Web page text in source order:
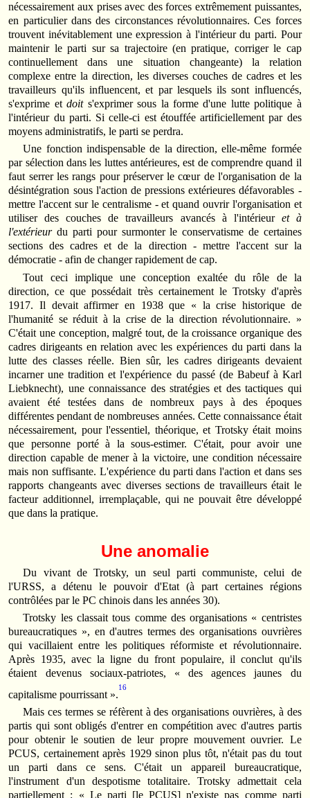
nécessairement aux prises avec des forces extrêmement puissantes,
en particulier dans des circonstances révolutionnaires. Ces forces
trouvent inévitablement une expression à l'intérieur du parti. Pour
maintenir le parti sur sa trajectoire (en pratique, corriger le cap
continuellement dans une situation changeante) la relation
complexe entre la direction, les diverses couches de cadres et les
travailleurs qu'ils influencent, et par lesquels ils sont influencés,
s'exprime etdoits'exprimer sous la forme d'une lutte politique à
l'intérieur du parti. Si celle-ci est étouffée artificiellement par des
moyens administratifs, le parti se perdra.
Une fonction indispensable de la direction, elle-même formée
par sélection dans les luttes antérieures, est de comprendre quand il
faut serrer les rangs pour préserver le cœur de l'organisation de la
désintégration sous l'action de pressions extérieures défavorables -
mettre l'accent sur le centralisme - et quand ouvrir l'organisation et
utiliser des couches de travailleurs avancés à l'intérieur et à
l'extérieurdu parti pour surmonter le conservatisme de certaines
sections des cadres et de la direction - mettre l'accent sur la
démocratie - afin de changer rapidement de cap.
Tout ceci implique une conception exaltée du rôle de la
direction, ce que possédait très certainement le Trotsky d'après
1917. Il devait affirmer en 1938 que « la crise historique de
l'humanité se réduit à la crise de la direction révolutionnaire. »
C'était une conception, malgré tout, de la croissance organique des
cadres dirigeants en relation avec les expériences du parti dans la
lutte des classes réelle. Bien sûr, les cadres dirigeants devaient
incarner une tradition et l'expérience du passé (de Babeuf à Karl
Liebknecht), une connaissance des stratégies et des tactiques qui
avaient été testées dans de nombreux pays à des époques
différentes pendant de nombreuses années. Cette connaissance était
nécessairement, pour l'essentiel, théorique, et Trotsky était moins
que personne porté à la sous-estimer. C'était, pour avoir une
direction capable de mener à la victoire, une condition nécessaire
mais non suffisante. L'expérience du parti dans l'action et dans ses
rapports changeants avec diverses sections de travailleurs était le
facteur additionnel, irremplaçable, qui ne pouvait être développé
que dans la pratique.
Une anomalie
Du vivant de Trotsky, un seul parti communiste, celui de
l'URSS, a détenu le pouvoir d'Etat (à part certaines régions
contrôlées par le PC chinois dans les années 30).
Trotsky les classait tous comme des organisations « centristes
bureaucratiques », en d'autres termes des organisations ouvrières
qui vacillaient entre les politiques réformiste et révolutionnaire.
Après 1935, avec la ligne du front populaire, il conclut qu'ils
étaient devenus sociaux-patriotes, « des agences jaunes du
capitalisme pourrissant ».
16
Mais ces termes se réfèrent à des organisations ouvrières, à des
partis qui sont obligés d'entrer en compétition avec d'autres partis
pour obtenir le soutien de leur propre mouvement ouvrier. Le
PCUS, certainement après 1929 sinon plus tôt, n'était pas du tout
un parti dans ce sens. C'était un appareil bureaucratique,
l'instrument d'un despotisme totalitaire. Trotsky admettait cela
partiellement : « Le parti [le PCUS] n'existe pas comme parti